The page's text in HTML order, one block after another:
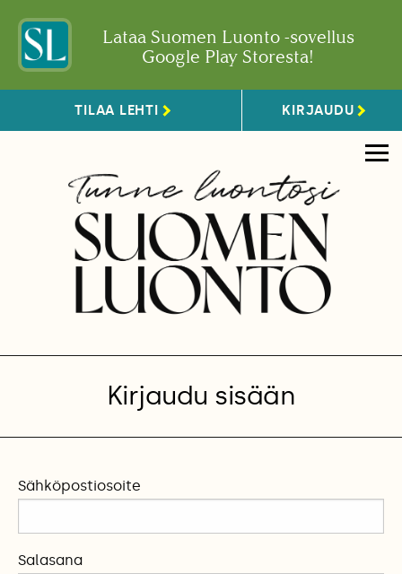
Lataa Suomen Luonto -sovellus
Google Play Storesta!
TILAA LEHTI KIRJAUDU
Kirjaudu sisään
Sähköpostiosoite
Salasana